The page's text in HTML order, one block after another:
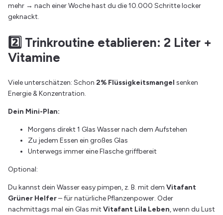
mehr → nach einer Woche hast du die 10.000 Schritte locker
geknackt.
2️⃣ Trinkroutine etablieren: 2 Liter +
Vitamine
Viele unterschätzen: Schon 2% Flüssigkeitsmangel senken
Energie & Konzentration.
Dein Mini-Plan:
Morgens direkt 1 Glas Wasser nach dem Aufstehen
Zu jedem Essen ein großes Glas
Unterwegs immer eine Flasche griffbereit
Optional:
Du kannst dein Wasser easy pimpen, z. B. mit dem Vitafant
Grüner Helfer– für natürliche Pflanzenpower. Oder
nachmittags mal ein Glas mit Vitafant Lila Leben, wenn du Lust